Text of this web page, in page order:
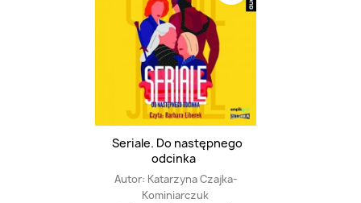
Seriale. Do następnego
odcinka
Autor: Katarzyna Czajka-
Kominiarczuk